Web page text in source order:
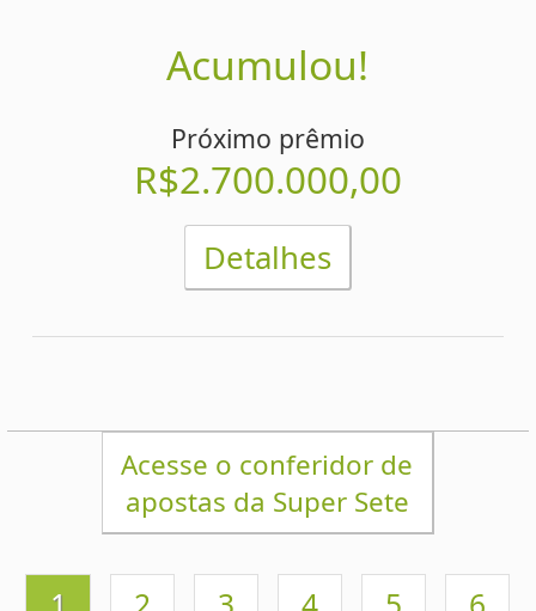
Desdobramentos
Simulador
Sorteios anteriores
Aumente suas chances
Futebol
Login / Cadastro
Carrinho